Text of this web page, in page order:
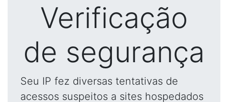
Verificação
de segurança
Seu IP fez diversas tentativas de
acessos suspeitos a sites hospedados